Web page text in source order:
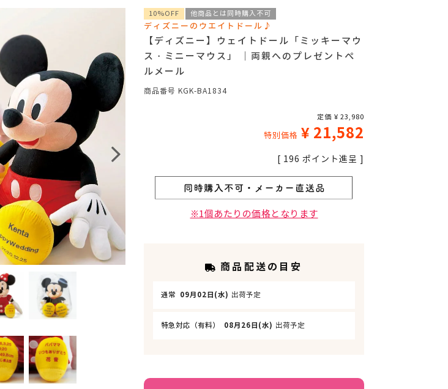
10%OFF 他商品とは同時購入不可
ディズニーのウエイトドール♪
【ディズニー】ウェイトドール「ミッキーマウ
ス・ミニーマウス」 ｜両親へのプレゼントぺ
ルメール
商品番号 KGK-BA1834
定価 ¥ 23,980
特別価格 ¥ 21,582
[ 196 ポイント進呈 ]
※1個あたりの価格となります
商品配送の目安
通常 09月02日(水) 出荷予定
特急対応（有料） 08月26日(水) 出荷予定